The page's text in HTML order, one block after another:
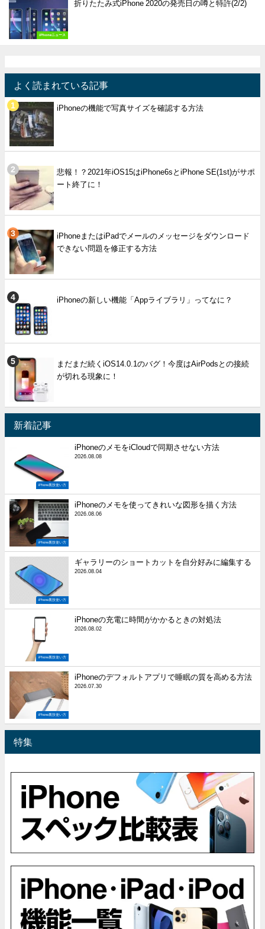
iPhoneニュース
折りたたみ式iPhone 2020の発売日の噂と特許(2/2)
よく読まれている記事
iPhoneの機能で写真サイズを確認する方法
悲報！？2021年iOS15はiPhone6sとiPhone SE(1st)がサポ
ート終了に！
iPhoneまたはiPadでメールのメッセージをダウンロード
できない問題を修正する方法
iPhoneの新しい機能「Appライブラリ」ってなに？
まだまだ続くiOS14.0.1のバグ！今度はAirPodsとの接続
が切れる現象に！
新着記事
iPhone裏技使い方
iPhoneのメモをiCloudで同期させない方法
2026.08.08
iPhone裏技使い方
iPhoneのメモを使ってきれいな図形を描く方法
2026.08.06
iPhone裏技使い方
ギャラリーのショートカットを自分好みに編集する
2026.08.04
iPhone裏技使い方
iPhoneの充電に時間がかかるときの対処法
2026.08.02
iPhone裏技使い方
iPhoneのデフォルトアプリで睡眠の質を高める方法
2026.07.30
特集